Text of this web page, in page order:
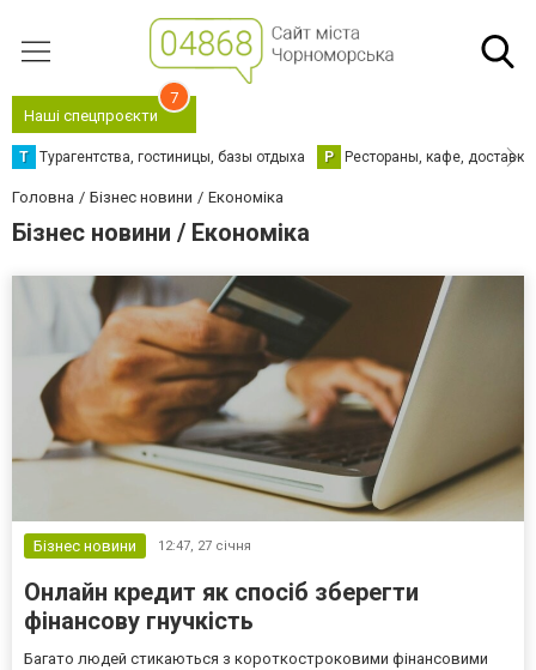
Наші спецпроєкти
7
Т Турагентства, гостиницы, базы отдыха Р Рестораны, кафе,
Головна Бізнес новини Економіка
Бізнес новини / Економіка
Бізнес новини 12:47, 27 січня
Онлайн кредит як спосіб зберегти
фінансову гнучкість
Багато людей стикаються з короткостроковими фінансовими